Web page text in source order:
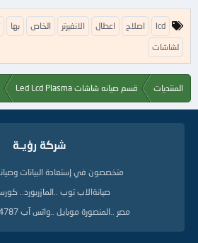
ا
ل
ك
ل
م
ا
ا
ل
lcd اصلاح اعطال الانفيرتر الخاص بها
لشاشات
المنتديات قسم صيانه شاشات Led Lcd Plasma
شركة رؤيــة
متخصصون في إستعادة البيانات
صيانةالاب توب ..المازربورد..
مصر ..المنصورة موبايل ..واتس آب 00201005474787